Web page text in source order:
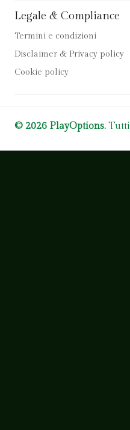
Legale & Compliance
Termini e condizioni
Disclaimer & Privacy policy
Cookie policy
© 2026 PlayOptions.